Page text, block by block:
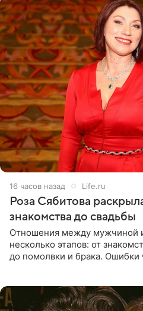
16 часов назад Life.ru
Роза Сябитова
знакомства до свадьбы
Отношения между мужчиной
несколько этапов: от
до помолвки и брака. Ошибки